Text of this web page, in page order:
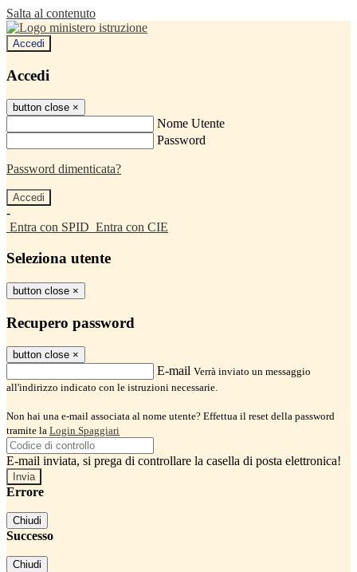
Salta al contenuto
Accedi
Accedi
button close ×
Nome Utente
Password
Password dimenticata?
-
Entra con SPID Entra con CIE
Seleziona utente
button close ×
Recupero password
button close ×
E-mail Verrà inviato un messaggio
all'indirizzo indicato con le istruzioni necessarie.
Non hai una e-mail associata al nome utente? Effettua il reset della password
tramite la Login Spaggiari
E-mail inviata, si prega di controllare la casella di posta elettronica!
Errore
Chiudi
Successo
Chiudi